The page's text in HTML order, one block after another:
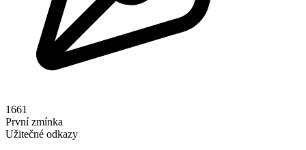
1661
První zmínka
Užitečné odkazy